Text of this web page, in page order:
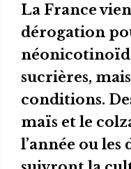
La France
dérogation
sucrières,
conditions.
maïs et le
l’année ou les